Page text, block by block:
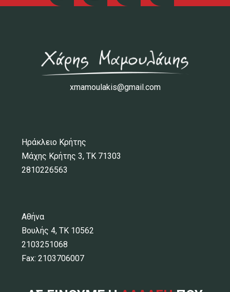
xmamoulakis@gmail.com
Ηράκλειο Κρήτης
Μάχης Κρήτης 3, ΤΚ 71303
2810226563
Αθήνα
Βουλής 4, ΤΚ 10562
2103251068
Fax: 2103706007